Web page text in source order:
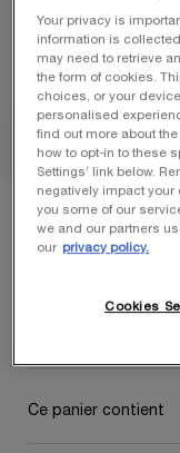
Quantité
Ce panier contient
Your privacy is
information is
may need to retrieve
the form of cookies.
choices, or your
personalised
find out more about
how to opt-in to these
Settings’ link below.
negatively impact your
you some of our
we and our partners
our privacy policy.
Cookies